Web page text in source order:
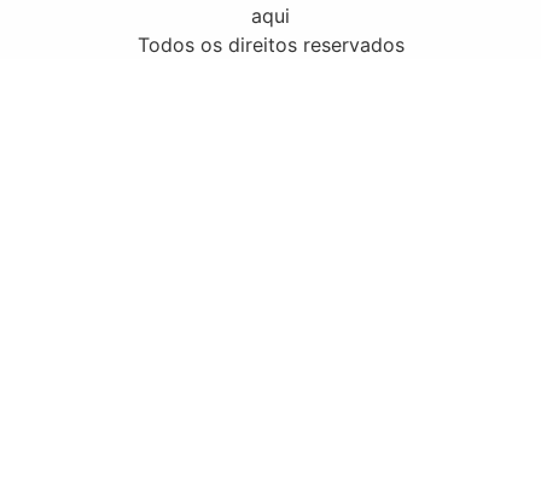
aqui
Todos os direitos reservados